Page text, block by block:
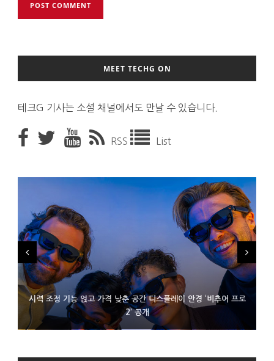
MEET TECHG ON
테크G 기사는 소셜 채널에서도 만날 수 있습니다.
RSS List
시력 조정 기능 얹고 가격 낮춘 공간 디스플레이 안경 ‘비추어 프로
2’ 공개
D램 부족에 10억달러어치 아이폰18 프로세서 패키징 대기 중
300~400달러 반지형 스피커 준비하는 오픈AI